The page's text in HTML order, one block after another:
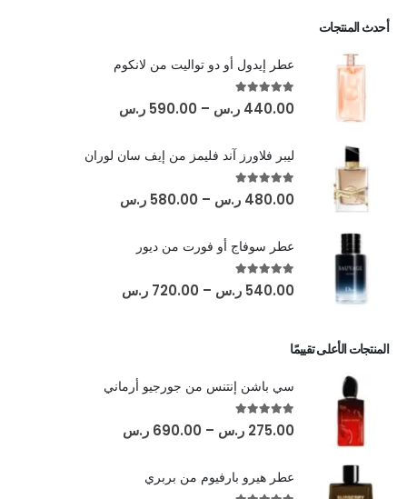
أحدث المنتجات
عطر إيدول أو دو تواليت من لانكوم
5.00
out of 5
440.00 ر.س –
590.00 ر.س
ليبر فلاورز آند فليمز من إيف سان لوران
5.00
out of 5
480.00 ر.س –
580.00 ر.س
عطر سوفاج أو فورت من ديور
5.00
out of 5
540.00 ر.س –
720.00 ر.س
المنتجات الأعلى تقييمًا
سي باشن إنتنس من جورجيو أرماني
5.00
out of 5
275.00 ر.س –
690.00 ر.س
عطر هيرو بارفيوم من بربري